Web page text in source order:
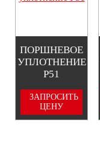
ПОРШНЕВОЕ
УПЛОТНЕНИЕ
P51
ЗАПРОСИТЬ
ЦЕНУ